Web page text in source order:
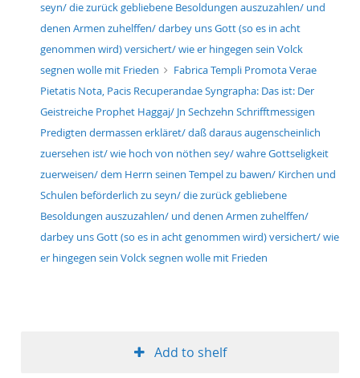
seyn/ die zurück gebliebene Besoldungen auszuzahlen/ und
denen Armen zuhelffen/ darbey uns Gott (so es in acht
genommen wird) versichert/ wie er hingegen sein Volck
segnen wolle mit Frieden
Fabrica Templi Promota Verae
Pietatis Nota, Pacis Recuperandae Syngrapha: Das ist: Der
Geistreiche Prophet Haggaj/ Jn Sechzehn Schrifftmessigen
Predigten dermassen erkläret/ daß daraus augenscheinlich
zuersehen ist/ wie hoch von nöthen sey/ wahre Gottseligkeit
zuerweisen/ dem Herrn seinen Tempel zu bawen/ Kirchen und
Schulen beförderlich zu seyn/ die zurück gebliebene
Besoldungen auszuzahlen/ und denen Armen zuhelffen/
darbey uns Gott (so es in acht genommen wird) versichert/ wie
er hingegen sein Volck segnen wolle mit Frieden
Add to shelf